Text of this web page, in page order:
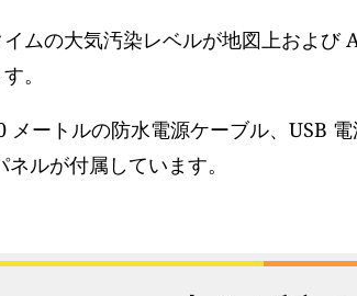
ムの大気汚染レベルが地図上および
。
メートルの防水電源ケーブル、USB
ルが付属しています。